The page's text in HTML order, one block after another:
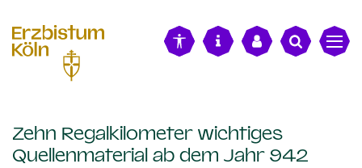
Zehn Regalkilometer wichtiges
Quellenmaterial ab dem Jahr 942